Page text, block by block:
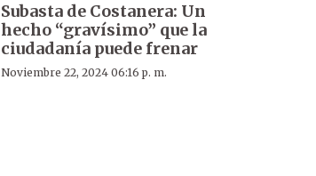
Subasta de Costanera: Un
hecho “gravísimo” que la
ciudadanía puede frenar
Noviembre 22, 2024 06:16 p. m.